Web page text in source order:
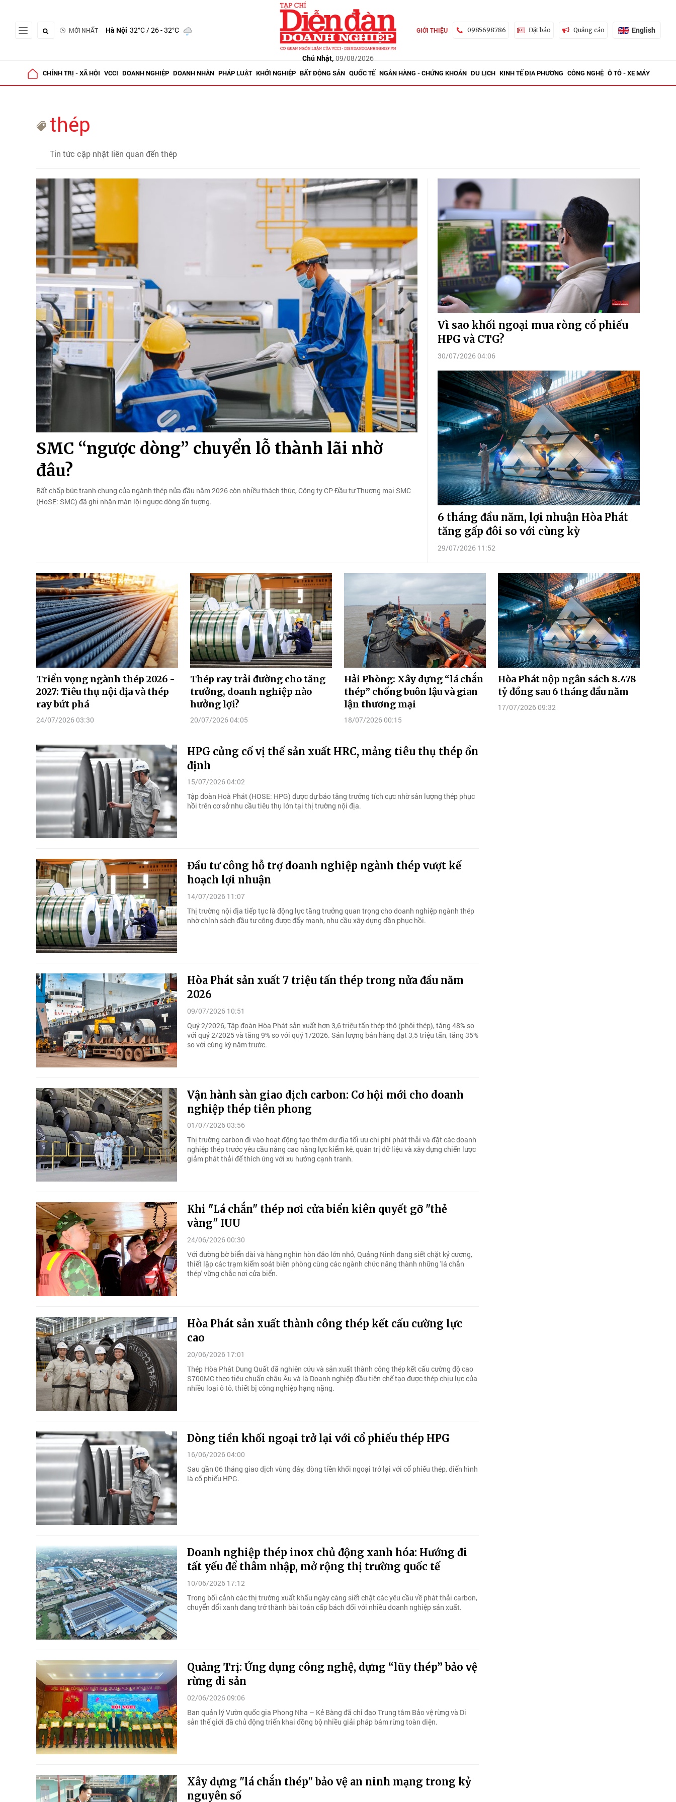
MỚI NHẤT Hà Nội 32°C/ 26 - 32°C
Chủ Nhật, 09/08/2026
GIỚI THIỆU 0985698786 Đặt báo Quảng cáo English
CHÍNH TRỊ - XÃ HỘI VCCI DOANH NGHIỆP DOANH NHÂN PHÁP LUẬT KHỞI NGHIỆP BẤT ĐỘNG SẢN QUỐC TẾ NGÂN HÀNG - CHỨNG KHOÁN DU LỊCH KINH TẾ ĐỊA PHƯƠNG CÔNG NGHỆ Ô TÔ - XE MÁY
thép
Tin tức cập nhật liên quan đến thép
SMC “ngược dòng” chuyển lỗ thành lãi nhờ
đâu?
Bất chấp bức tranh chung của ngành thép nửa đầu năm 2026 còn nhiều thách thức, Công ty CP Đầu tư Thương mại SMC
(HoSE: SMC) đã ghi nhận màn lội ngược dòng ấn tượng.
Vì sao khối ngoại mua ròng cổ phiếu
HPG và CTG?
30/07/2026 04:06
6 tháng đầu năm, lợi nhuận Hòa Phát
tăng gấp đôi so với cùng kỳ
29/07/2026 11:52
Triển vọng ngành thép 2026 -
2027: Tiêu thụ nội địa và thép
ray bứt phá
24/07/2026 03:30
Thép ray trải đường cho tăng
trưởng, doanh nghiệp nào
hưởng lợi?
20/07/2026 04:05
Hải Phòng: Xây dựng “lá chắn
thép” chống buôn lậu và gian
lận thương mại
18/07/2026 00:15
Hòa Phát nộp ngân sách 8.478
tỷ đồng sau 6 tháng đầu năm
17/07/2026 09:32
HPG củng cố vị thế sản xuất HRC, mảng tiêu thụ thép ổn
định
15/07/2026 04:02
Tập đoàn Hoà Phát (HOSE: HPG) được dự báo tăng trưởng tích cực nhờ sản lượng thép phục
hồi trên cơ sở nhu cầu tiêu thụ lớn tại thị trường nội địa.
Đầu tư công hỗ trợ doanh nghiệp ngành thép vượt kế
hoạch lợi nhuận
14/07/2026 11:07
Thị trường nội địa tiếp tục là động lực tăng trưởng quan trọng cho doanh nghiệp ngành thép
nhờ chính sách đầu tư công được đẩy mạnh, nhu cầu xây dựng dần phục hồi.
Hòa Phát sản xuất 7 triệu tấn thép trong nửa đầu năm
2026
09/07/2026 10:51
Quý 2/2026, Tập đoàn Hòa Phát sản xuất hơn 3,6 triệu tấn thép thô (phôi thép), tăng 48% so
với quý 2/2025 và tăng 9% so với quý 1/2026. Sản lượng bán hàng đạt 3,5 triệu tấn, tăng 35%
so với cùng kỳ năm trước.
Vận hành sàn giao dịch carbon: Cơ hội mới cho doanh
nghiệp thép tiên phong
01/07/2026 03:56
Thị trường carbon đi vào hoạt động tạo thêm dư địa tối ưu chi phí phát thải và đặt các doanh
nghiệp thép trước yêu cầu nâng cao năng lực kiểm kê, quản trị dữ liệu và xây dựng chiến lược
giảm phát thải để thích ứng với xu hướng cạnh tranh.
Khi "Lá chắn" thép nơi cửa biển kiên quyết gỡ "thẻ
vàng" IUU
24/06/2026 00:30
Với đường bờ biển dài và hàng nghìn hòn đảo lớn nhỏ, Quảng Ninh đang siết chặt kỷ cương,
thiết lập các trạm kiểm soát biên phòng cùng các ngành chức năng thành những 'lá chắn
thép' vững chắc nơi cửa biển.
Hòa Phát sản xuất thành công thép kết cấu cường lực
cao
20/06/2026 17:01
Thép Hòa Phát Dung Quất đã nghiên cứu và sản xuất thành công thép kết cấu cường độ cao
S700MC theo tiêu chuẩn châu Âu và là Doanh nghiệp đầu tiên chế tạo được thép chịu lực của
nhiều loại ô tô, thiết bị công nghiệp hạng nặng.
Dòng tiền khối ngoại trở lại với cổ phiếu thép HPG
16/06/2026 04:00
Sau gần 06 tháng giao dịch vùng đáy, dòng tiền khối ngoại trở lại với cổ phiếu thép, điển hình
là cổ phiếu HPG.
Doanh nghiệp thép inox chủ động xanh hóa: Hướng đi
tất yếu để thâm nhập, mở rộng thị trường quốc tế
10/06/2026 17:12
Trong bối cảnh các thị trường xuất khẩu ngày càng siết chặt các yêu cầu về phát thải carbon,
chuyển đổi xanh đang trở thành bài toán cấp bách đối với nhiều doanh nghiệp sản xuất.
Quảng Trị: Ứng dụng công nghệ, dựng “lũy thép” bảo vệ
rừng di sản
02/06/2026 09:06
Ban quản lý Vườn quốc gia Phong Nha – Kẻ Bàng đã chỉ đạo Trung tâm Bảo vệ rừng và Di
sản thế giới đã chủ động triển khai đồng bộ nhiều giải pháp bám rừng toàn diện.
Xây dựng "lá chắn thép" bảo vệ an ninh mạng trong kỷ
nguyên số